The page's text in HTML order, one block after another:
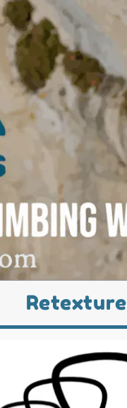
Retexture